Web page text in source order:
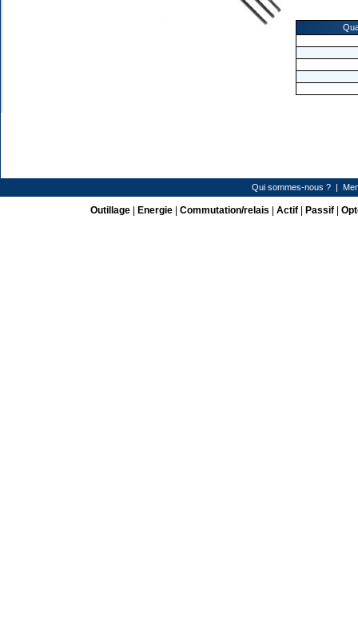
Qui sommes-nous ? |
Outillage| Energie| Commutation/relais Actif| Passif|